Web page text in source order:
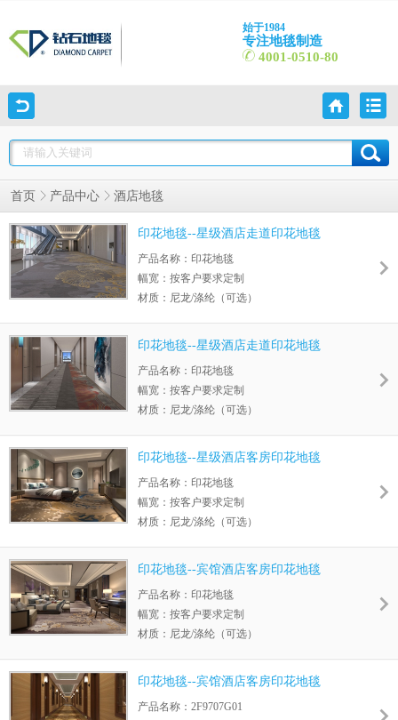
始于1984
专注地毯制造
4001-0510-80
首页 产品中心 酒店地毯
印花地毯--星级酒店走道印花地毯
产品名称：印花地毯
幅宽：按客户要求定制
材质：尼龙/涤纶（可选）
绒重： 按客户要求定制
印花地毯--星级酒店走道印花地毯
产品名称：印花地毯
幅宽：按客户要求定制
材质：尼龙/涤纶（可选）
绒重： 按客户要求定制
印花地毯--星级酒店客房印花地毯
产品名称：印花地毯
幅宽：按客户要求定制
材质：尼龙/涤纶（可选）
绒重： 按客户要求定制
印花地毯--宾馆酒店客房印花地毯
产品名称：印花地毯
幅宽：按客户要求定制
材质：尼龙/涤纶（可选）
绒重： 按客户要求定制
印花地毯--宾馆酒店客房印花地毯
2F9707G01
产品名称：2F9707G01